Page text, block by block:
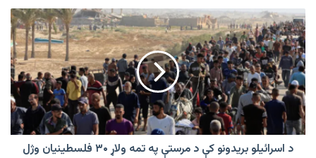
د
اسرائیلو
بریدونو
کې
د
مرستې
په
تمه
ولاړ
د اسرائیلو بریدونو کې د مرستې په تمه ولاړ ۳۰ فلسطینیان وژل